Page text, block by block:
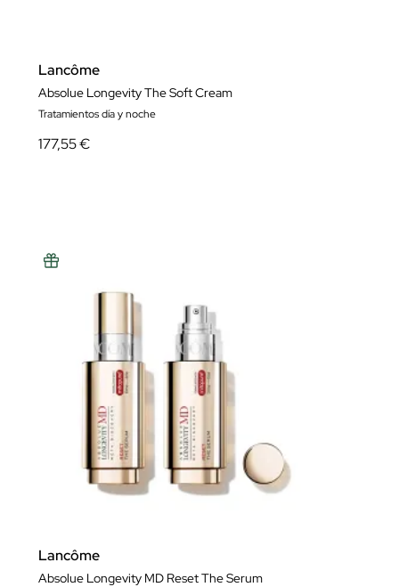
Lancôme
Absolue Longevity The Soft Cream
Tratamientos día y noche
177,55 €
Lancôme
Absolue Longevity MD Reset The Serum